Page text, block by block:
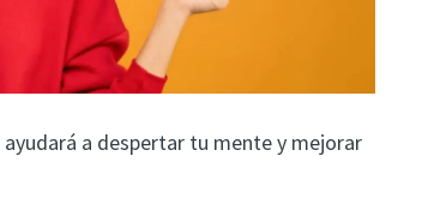
ayudará a despertar tu mente y mejorar